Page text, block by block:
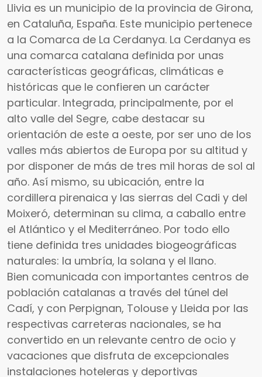
Llivia es un municipio de la provincia de Girona,
en Cataluña, España. Este municipio pertenece
a la Comarca de La Cerdanya. La Cerdanya es
una comarca catalana definida por unas
características geográficas, climáticas e
históricas que le confieren un carácter
particular. Integrada, principalmente, por el
alto valle del Segre, cabe destacar su
orientación de este a oeste, por ser uno de los
valles más abiertos de Europa por su altitud y
por disponer de más de tres mil horas de sol al
año. Así mismo, su ubicación, entre la
cordillera pirenaica y las sierras del Cadi y del
Moixeró, determinan su clima, a caballo entre
el Atlántico y el Mediterráneo. Por todo ello
tiene definida tres unidades biogeográficas
naturales: la umbría, la solana y el llano.
Bien comunicada con importantes centros de
población catalanas a través del túnel del
Cadí, y con Perpignan, Tolouse y Lleida por las
respectivas carreteras nacionales, se ha
convertido en un relevante centro de ocio y
vacaciones que disfruta de excepcionales
instalaciones hoteleras y deportivas